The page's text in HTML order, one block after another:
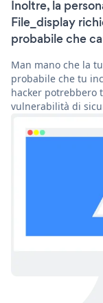
Inoltre, la
File_display
probabile che
Man mano che la
probabile che tu
hacker potrebbero
vulnerabilità di